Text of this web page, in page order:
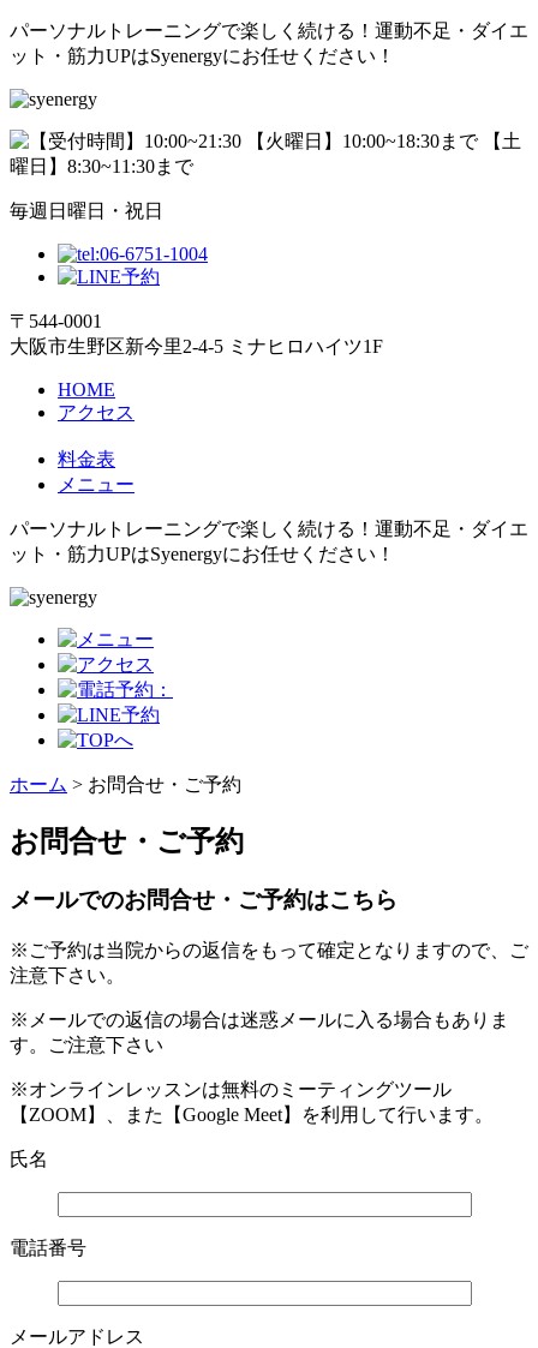
パーソナルトレーニングで楽しく続ける！運動不足・ダイエ
ット・筋力UPはSyenergyにお任せください！
毎週日曜日・祝日
〒544-0001
大阪市生野区新今里2-4-5 ミナヒロハイツ1F
HOME
アクセス
料金表
メニュー
パーソナルトレーニングで楽しく続ける！運動不足・ダイエ
ット・筋力UPはSyenergyにお任せください！
ホーム > お問合せ・ご予約
お問合せ・ご予約
メールでのお問合せ・ご予約はこちら
※ご予約は当院からの返信をもって確定となりますので、ご
注意下さい。
※メールでの返信の場合は迷惑メールに入る場合もありま
す。ご注意下さい
※オンラインレッスンは無料のミーティングツール
【ZOOM】、また【Google Meet】を利用して行います。
氏名
電話番号
メールアドレス